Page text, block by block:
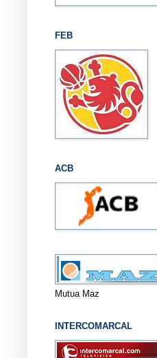
FEB
ACB
Mutua Maz
INTERCOMARCAL